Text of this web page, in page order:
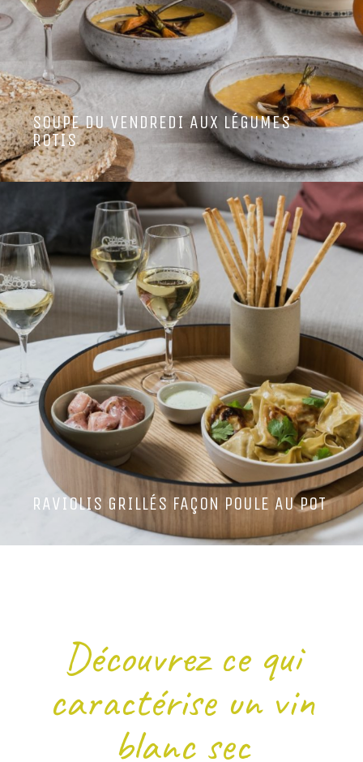
SOUPE DU VENDREDI AUX LÉGUMES
ROTIS
RAVIOLIS GRILLÉS FAÇON POULE AU POT
Découvrez ce qui
caractérise un vin
blanc sec